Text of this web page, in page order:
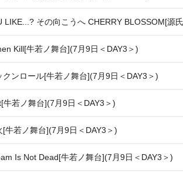
LIKE...? その向こうへ CHERRY BLOSSOM[源
Kill[牛若ノ舞台](7月9日＜DAY3＞)
クンロール[牛若ノ舞台](7月9日＜DAY3＞)
牛若ノ舞台](7月9日＜DAY3＞)
[牛若ノ舞台](7月9日＜DAY3＞)
Is Not Dead[牛若ノ舞台](7月9日＜DAY3＞)